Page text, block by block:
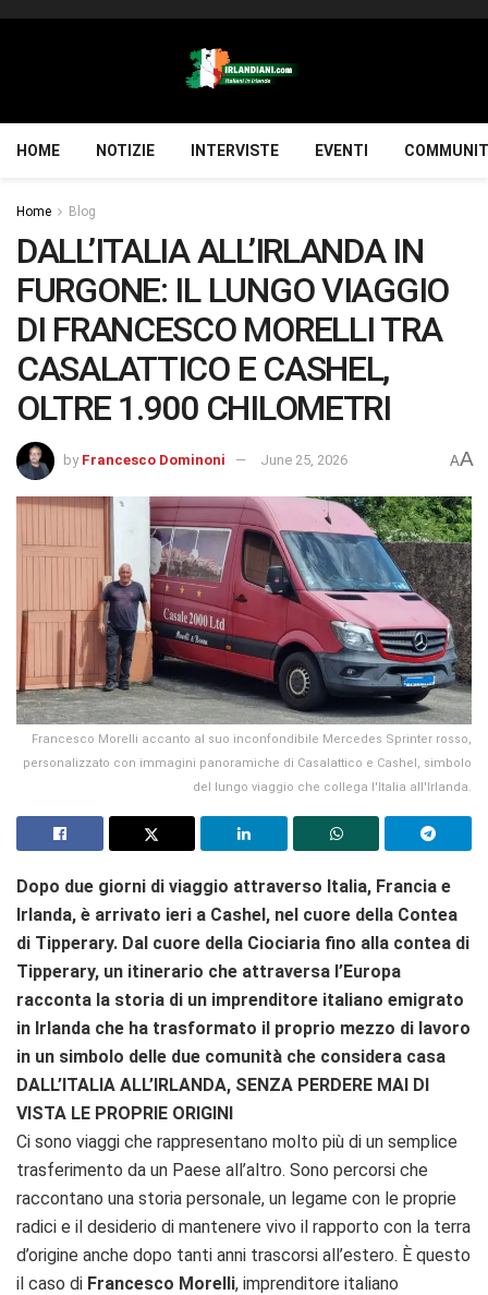
HOME NOTIZIE INTERVISTE EVENTI
Home Blog
DALL’ITALIA ALL’IRLANDA IN
FURGONE: IL LUNGO VIAGGIO
DI FRANCESCO MORELLI TRA
CASALATTICO E CASHEL,
OLTRE 1.900 CHILOMETRI
by Francesco Dominoni June 25, 2026 AA
Francesco Morelli accanto al suo inconfondibile Mercedes Sprinter rosso,
personalizzato con immagini panoramiche di Casalattico e Cashel, simbolo
del lungo viaggio che collega l'Italia all'Irlanda.
Dopo due giorni di viaggio attraverso Italia, Francia e
Irlanda, è arrivato ieri a Cashel, nel cuore della Contea
di Tipperary. Dal cuore della Ciociaria fino alla contea di
Tipperary, un itinerario che attraversa l’Europa
racconta la storia di un imprenditore italiano emigrato
in Irlanda che ha trasformato il proprio mezzo di lavoro
in un simbolo delle due comunità che considera casa
DALL’ITALIA ALL’IRLANDA, SENZA PERDERE MAI DI
VISTA LE PROPRIE ORIGINI
Ci sono viaggi che rappresentano molto più di un semplice
trasferimento da un Paese all’altro. Sono percorsi che
raccontano una storia personale, un legame con le proprie
radici e il desiderio di mantenere vivo il rapporto con la terra
d’origine anche dopo tanti anni trascorsi all’estero. È questo
il caso di Francesco Morelli, imprenditore italiano